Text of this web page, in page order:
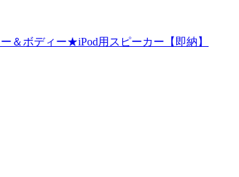
＆ボディー★iPod用スピーカー【即納】